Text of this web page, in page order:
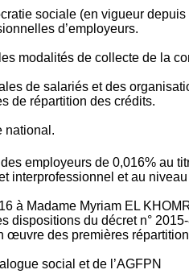
sociale (en vigueur depuis
d’employeurs.
modalités de collecte de la
de salariés et des
de répartition des crédits.
national.
employeurs de 0,016% au
et au
à Madame Myriam EL
du décret n°
œuvre des premières
social et de l’AGFPN